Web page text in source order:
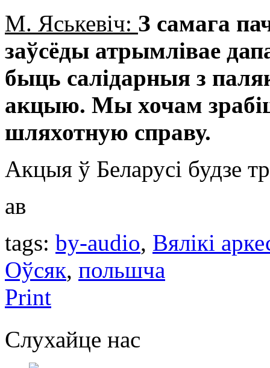
М. Яськевіч: З самага
заўсёды атрымлівае
быць салідарныя з
акцыю. Мы хочам
шляхотную справу.
Акцыя ў Беларусі будзе
ав
tags: by-audio, Вялікі
Оўсяк, польшча
Print
Слухайце нас